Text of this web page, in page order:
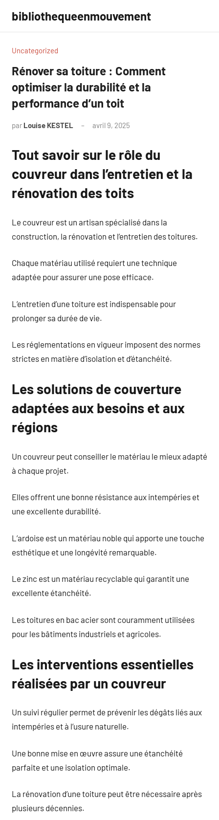
contenu
bibliothequeenmouvement
Uncategorized
Rénover sa toiture : Comment
optimiser la durabilité et la
performance d’un toit
par Louise KESTEL avril 9, 2025
Tout savoir sur le rôle du
couvreur dans l’entretien et la
rénovation des toits
Le couvreur est un artisan spécialisé dans la
construction, la rénovation et l’entretien des toitures.
Chaque matériau utilisé requiert une technique
adaptée pour assurer une pose efficace.
L’entretien d’une toiture est indispensable pour
prolonger sa durée de vie.
Les réglementations en vigueur imposent des normes
strictes en matière d’isolation et d’étanchéité.
Les solutions de couverture
adaptées aux besoins et aux
régions
Un couvreur peut conseiller le matériau le mieux adapté
à chaque projet.
Elles offrent une bonne résistance aux intempéries et
une excellente durabilité.
L’ardoise est un matériau noble qui apporte une touche
esthétique et une longévité remarquable.
Le zinc est un matériau recyclable qui garantit une
excellente étanchéité.
Les toitures en bac acier sont couramment utilisées
pour les bâtiments industriels et agricoles.
Les interventions essentielles
réalisées par un couvreur
Un suivi régulier permet de prévenir les dégâts liés aux
intempéries et à l’usure naturelle.
Une bonne mise en œuvre assure une étanchéité
parfaite et une isolation optimale.
La rénovation d’une toiture peut être nécessaire après
plusieurs décennies.